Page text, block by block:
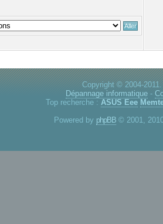
Copyright © 2004-
Dépannage informatique -
Top recherche : ASUS Eee
Powered by phpBB © 2001,